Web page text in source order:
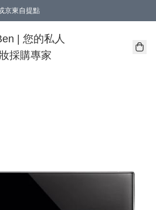
京東自提點
| 您的私人
採購專家